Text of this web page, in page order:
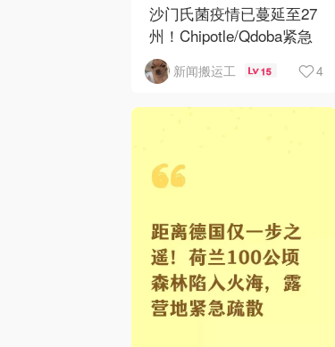
沙门氏菌疫情已蔓延至27
州！Chipotle/Qdoba紧急
下架辣椒
新闻搬运工 15 4